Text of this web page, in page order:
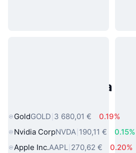
Populárne aktíva z
GoldGOLD 3 680,01 €
0.19%
Nvidia CorpNVDA 190,11 €
0.15%
Apple Inc.AAPL 270,62 €
0.20%